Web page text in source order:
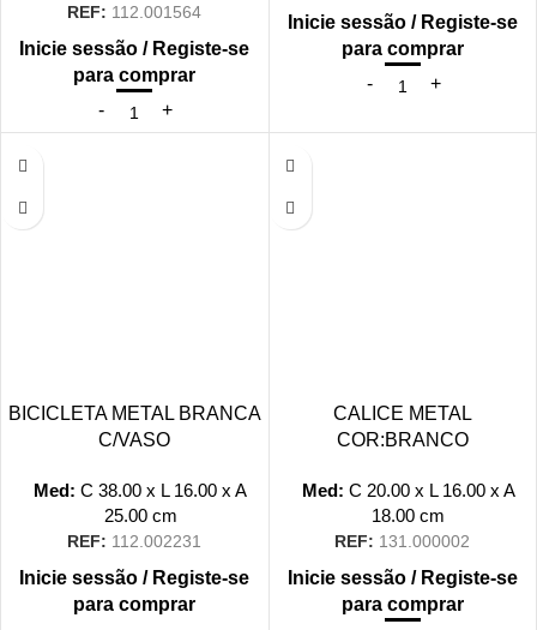
REF: 112.001564
Inicie sessão / Registe-se
para comprar
Inicie sessão / Registe-se
para comprar
BICICLETA METAL BRANCA
C/VASO
Med:C38.00 x L 16.00 xA
25.00cm
REF: 112.002231
Inicie sessão / Registe-se
para comprar
CALICE METAL
COR:BRANCO
Med: C 20.00 x L 16.00 x A
18.00 cm
REF: 131.000002
Inicie sessão / Registe-se
para comprar